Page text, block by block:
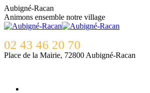
Contenu
en
pleine
Aubigné-Racan
Animons ensemble notre village
02 43 46 20 70
Place de la Mairie, 72800 Aubigné-Racan